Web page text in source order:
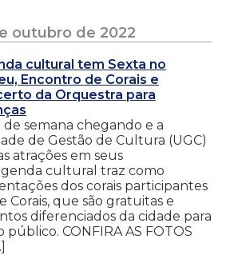
outubro de 2022
cultural tem Sexta no
Encontro de Corais e
da Orquestra para
de semana chegando e a
de Gestão de Cultura (UGC)
atrações em seus
cultural traz como
dos corais participantes
Corais, que são gratuitas e
diferenciados da cidade para
público. CONFIRA AS FOTOS